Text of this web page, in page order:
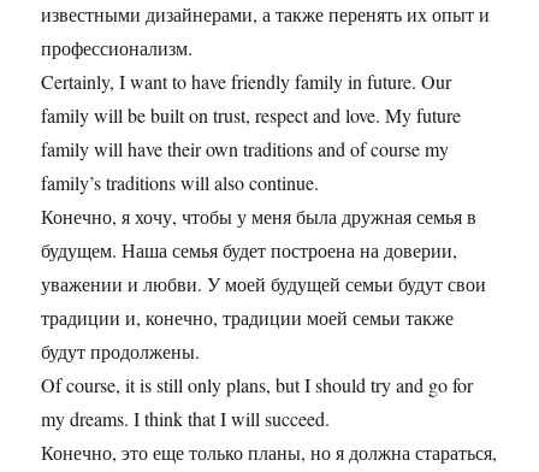
известными дизайнерами, а также перенять их опыт и
профессионализм.
Certainly, I want to have friendly family in future. Our
family will be built on trust, respect and love. My future
family will have their own traditions and of course my
family’s traditions will also continue.
Конечно, я хочу, чтобы у меня была дружная семья в
будущем. Наша семья будет построена на доверии,
уважении и любви. У моей будущей семьи будут свои
традиции и, конечно, традиции моей семьи также
будут продолжены.
Of course, it is still only plans, but I should try and go for
my dreams. I think that I will succeed.
Конечно, это еще только планы, но я должна стараться,